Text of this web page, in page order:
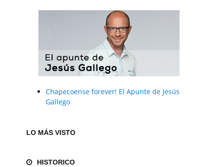
Chapecoense forever! El Apunte de Jesús
Gallego
LO MÁS VISTO
HISTORICO